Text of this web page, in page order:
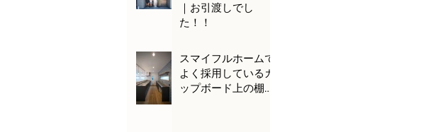
｜お引渡しでし
た！！
スマイフルホームで
よく採用しているカ
ップボード上の棚を